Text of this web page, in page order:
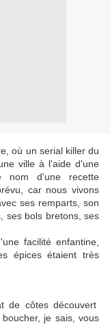
où un serial killer du
ville à l'aide d'une
nom d'une recette
car nous vivons
ses remparts, son
ses bols bretons, ses
facilité enfantine,
épices étaient très
de côtes découvert
je sais, vous